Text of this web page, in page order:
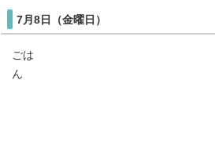
7月8日（金曜日）
ごは
ん